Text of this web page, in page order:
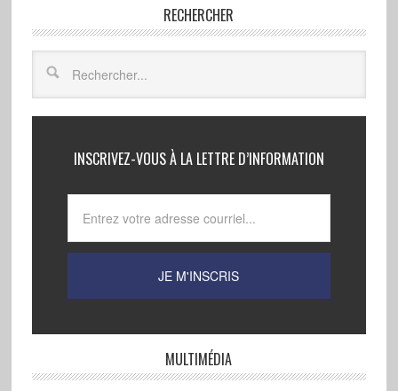
RECHERCHER
INSCRIVEZ-VOUS À LA LETTRE D’INFORMATION
MULTIMÉDIA